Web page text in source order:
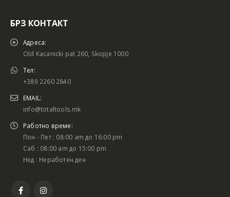
БРЗ КОНТАКТ
Адреса:
Old Kacanicki pat 260, Skopje 1000
Тел:
+389 2260 2840
EMAIL:
info@totaltools.mk
Работно време:
Пон - Пет : 08:00 am до 16:00 pm
Саб : 08:00 am до 15:00 pm
Нед : Неработен ден